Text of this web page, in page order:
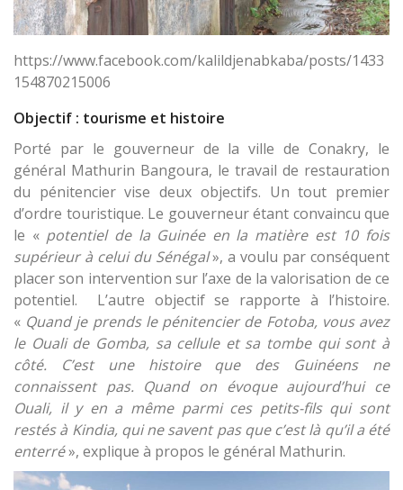
https://www.facebook.com/kalildjenabkaba/posts/1433
154870215006
Objectif : tourisme et histoire
Porté par le gouverneur de la ville de Conakry, le
général Mathurin Bangoura, le travail de restauration
du pénitencier vise deux objectifs. Un tout premier
d’ordre touristique. Le gouverneur étant convaincu que
le « potentiel de la Guinée en la matière est 10 fois
supérieur à celui du Sénégal», a voulu par conséquent
placer son intervention sur l’axe de la valorisation de ce
potentiel. L’autre objectif se rapporte à l’histoire.
« Quand je prends le pénitencier de Fotoba, vous avez
le Ouali de Gomba, sa cellule et sa tombe qui sont à
côté. C’est une histoire que des Guinéens ne
connaissent pas. Quand on évoque aujourd’hui ce
Ouali, il y en a même parmi ces petits-fils qui sont
restés à Kindia, qui ne savent pas que c’est là qu’il a été
enterré», explique à propos le général Mathurin.